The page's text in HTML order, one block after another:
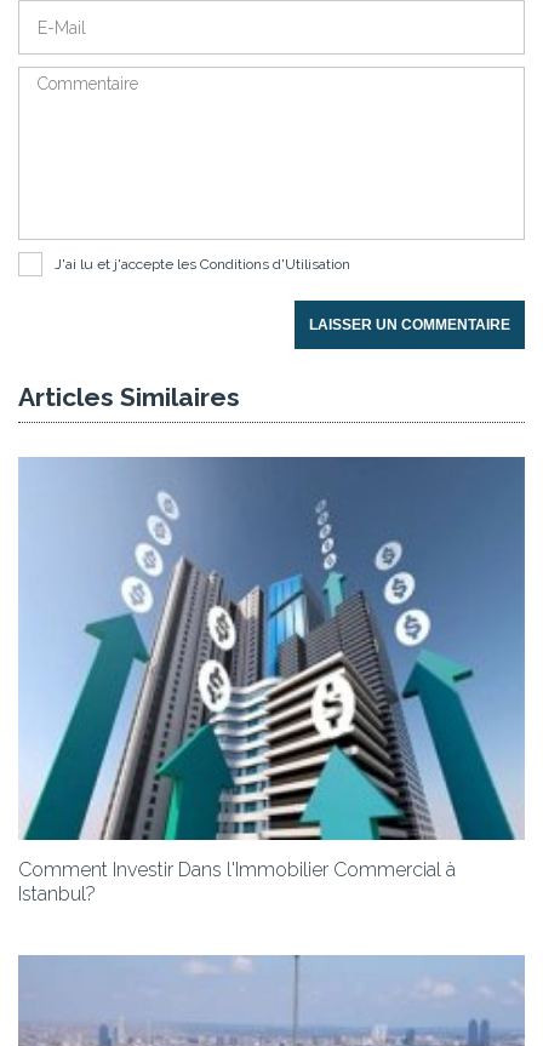
J'ai lu et j'accepte les Conditions d'Utilisation
LAISSER UN COMMENTAIRE
Articles Similaires
Comment Investir Dans l'Immobilier Commercial à
Istanbul?